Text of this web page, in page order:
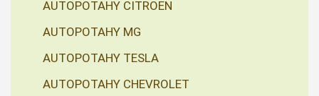
AUTOPOTAHY CITROEN
AUTOPOTAHY MG
AUTOPOTAHY TESLA
AUTOPOTAHY CHEVROLET